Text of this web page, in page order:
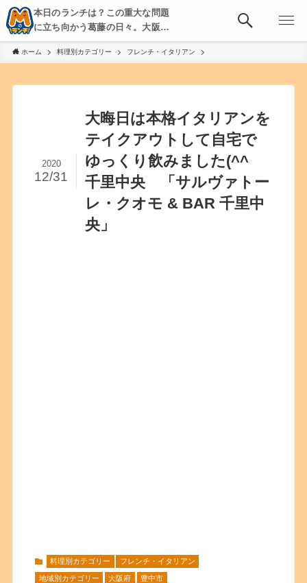
本日のランチは？この重大な問題
に立ち向かう葛藤の日々。大阪・
京都・神戸を中心とした食べ歩
き、飲み歩きを綴る。
ホーム 料理別カテゴリー フレンチ・イタリアン
大晦日は本格イタリアンを
テイクアウトして自宅で
ゆっくり飲みました(^^
千里中央 「サルヴァトー
レ・クオモ & BAR 千里中
央」
2020
12/31
料理別カテゴリー フレンチ・イタリアン
地域別カテゴリー 大阪府 豊中市